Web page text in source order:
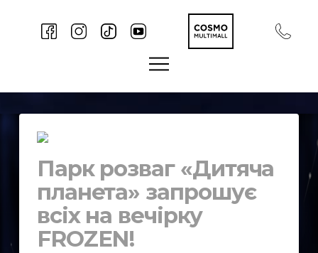
Парк розваг «Дитяча
планета» запрошує
всіх на вечірку
FROZEN!